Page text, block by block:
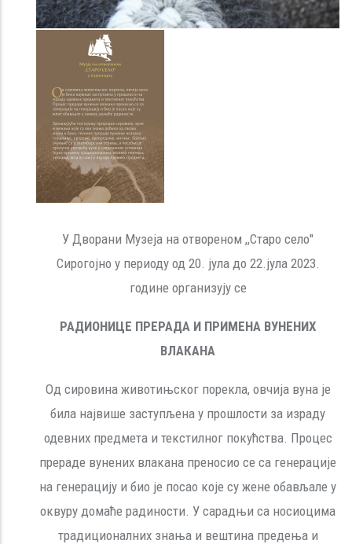
У Дворани Музеја на отвореном ,,Старо село"
Сирогојно у периоду од 20. јула до 22.јула 2023.
године организују се
РАДИОНИЦЕ ПРЕРАДА И ПРИМЕНА ВУНЕНИХ
ВЛАКАНА
Од сировина животињског порекла, овчија вуна је
била највише заступљена у прошлости за израду
одевних предмета и текстилног покућства. Процес
прераде вунених влакана преносио се са генерације
на генерацију и био је посао које су жене обављале у
оквуру домаће радиности. У сарадњи са носиоцима
традиционалних знања и вештина предења и